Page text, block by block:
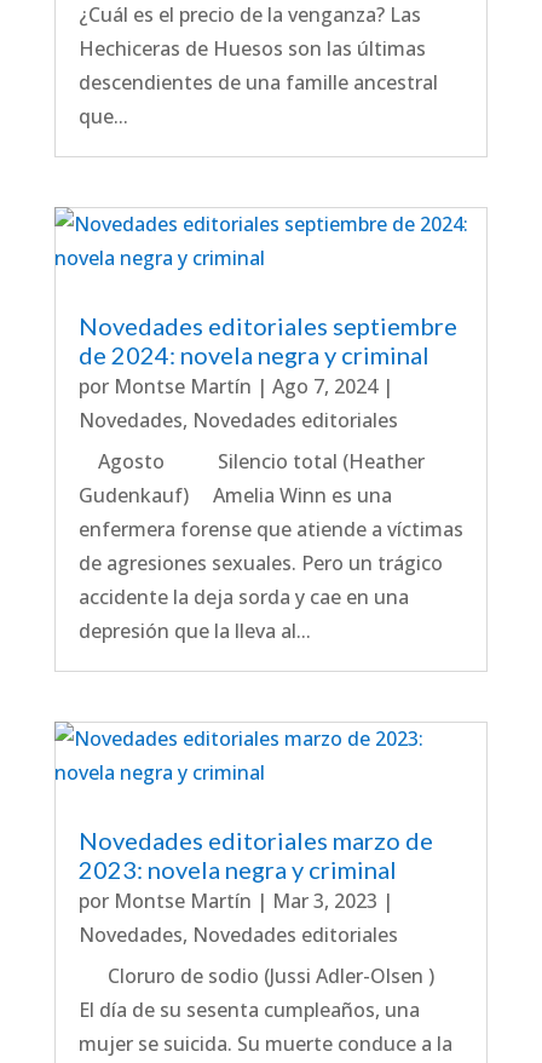
¿Cuál es el precio de la venganza? Las
Hechiceras de Huesos son las últimas
descendientes de una famille ancestral
que...
Novedades editoriales septiembre
de 2024: novela negra y criminal
por Montse Martín | Ago 7, 2024|
Novedades, Novedades editoriales
Agosto Silencio total (Heather
Gudenkauf) Amelia Winn es una
enfermera forense que atiende a víctimas
de agresiones sexuales. Pero un trágico
accidente la deja sorda y cae en una
depresión que la lleva al...
Novedades editoriales marzo de
2023: novela negra y criminal
por Montse Martín | Mar 3, 2023 |
Novedades, Novedades editoriales
Cloruro de sodio (Jussi Adler-Olsen )
El día de su sesenta cumpleaños, una
mujer se suicida. Su muerte conduce a la